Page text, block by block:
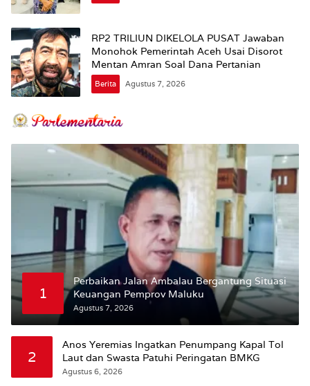
RP2 TRILIUN DIKELOLA PUSAT Jawaban
Monohok Pemerintah Aceh Usai Disorot
Mentan Amran Soal Dana Pertanian
Berita Agustus 7, 2026
1
Perbaikan Jalan Ambalau Bergantung Situasi
Keuangan Pemprov Maluku
Agustus 7, 2026
2
Anos Yeremias Ingatkan Penumpang Kapal Tol
Laut dan Swasta Patuhi Peringatan BMKG
Agustus 6, 2026